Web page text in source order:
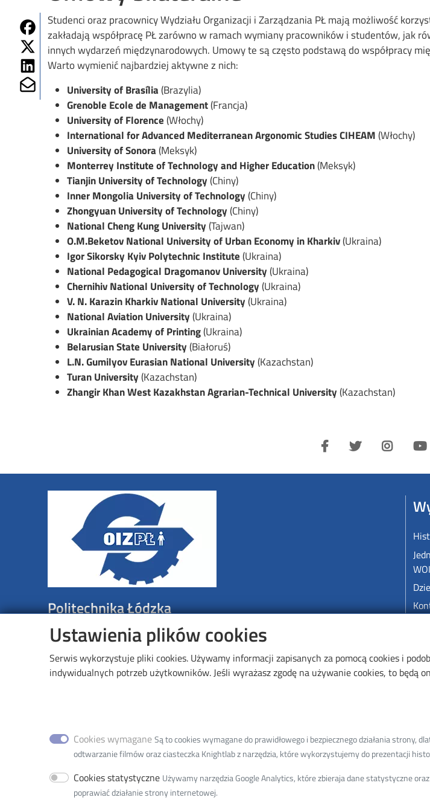
Ustawienia plików cookies
Serwis wykorzystuje pliki cookies. Używamy informacji zapisanych za pomocą cookies i
indywidualnych potrzeb użytkowników. Jeśli wyrażasz zgodę na używanie cookies, to będą
Cookies wymagane Są to cookies wymagane do prawidłowego i bezpiecznego działania strony,
odtwarzanie filmów oraz ciasteczka Knightlab z narzędzia, które wykorzystujemy do prezentacji
Cookies statystyczne Używamy narzędzia Google Analytics, które zbieraja dane statystyczne
poprawiać działanie strony internetowej.
Studenci oraz pracownicy Wydziału Organizacji i Zarządzania PŁ mają możliwość
zakładają współpracę PŁ zarówno w ramach wymiany pracowników i studentów, jak
innych wydarzeń międzynarodowych. Umowy te są często podstawą do współpracy
Warto wymienić najbardziej aktywne z nich:
University of Brasília(Brazylia)
Grenoble Ecole de Management(Francja)
University of Florence(Włochy)
International for Advanced Mediterranean Argonomic Studies CIHEAM(Włochy)
University of Sonora(Meksyk)
Monterrey Institute of Technology and Higher Education(Meksyk)
Tianjin University of Technology(Chiny)
Inner Mongolia University of Technology(Chiny)
Zhongyuan University of Technology(Chiny)
National Cheng Kung University(Tajwan)
O.M.Beketov National University of Urban Economy in Kharkiv(Ukraina)
Igor Sikorsky Kyiv Polytechnic Institute(Ukraina)
National Pedagogical Dragomanov University(Ukraina)
Chernihiv National University of Technology(Ukraina)
V. N. Karazin Kharkiv National University(Ukraina)
National Aviation University(Ukraina)
Ukrainian Academy of Printing(Ukraina)
Belarusian State University(Białoruś)
L.N. Gumilyov Eurasian National University(Kazachstan)
Turan University(Kazachstan)
Zhangir Khan West Kazakhstan Agrarian-Technical University(Kazachstan)
Share on Fb
Share on Twitter
Share on Linkedin
Politechnika Łódzka
Wydział Organizacji i Zarządzania
93-005 Łódź, ul. Wólczańska 221
Adres do doręczeń elektronicznych (ADE):AE:PL-77859-99877-ERVVB-29
e-mail:w8w8d@adm.p.lodz.pl